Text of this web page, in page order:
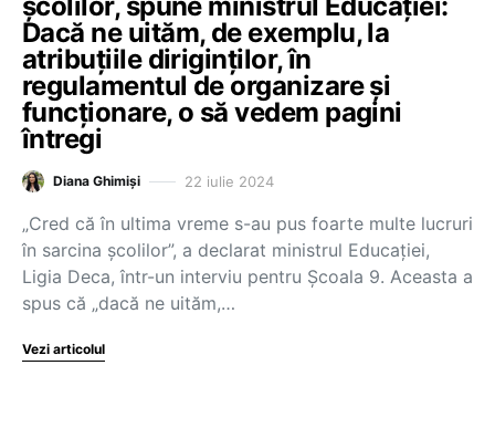
Dacă ne uităm, de exemplu, la
atribuțiile diriginților, în
regulamentul de organizare și
funcționare, o să vedem pagini
întregi
Diana Ghimiși 22 iulie 2024
„Cred că în ultima vreme s-au pus foarte multe lucruri
în sarcina școlilor”, a declarat ministrul Educației,
Ligia Deca, într-un interviu pentru Școala 9. Aceasta a
spus că „dacă ne uităm,…
Vezi articolul